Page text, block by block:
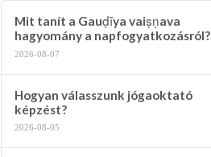
Mit tanít a Gauḍīya vaiṣṇava
hagyomány a napfogyatkozásról?
2026-08-07
Hogyan válasszunk jógaoktató
képzést?
2026-08-05